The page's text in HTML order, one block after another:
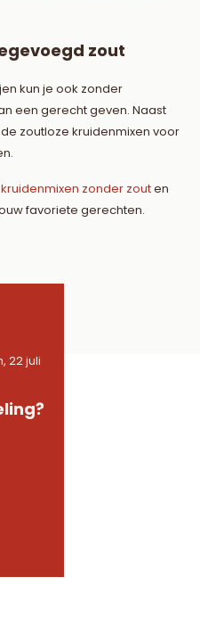
zout
kun je ook zonder
een gerecht geven. Naast
zoutloze kruidenmixen voor
kruidenmixen zonder zouten
favoriete gerechten.
22 juli